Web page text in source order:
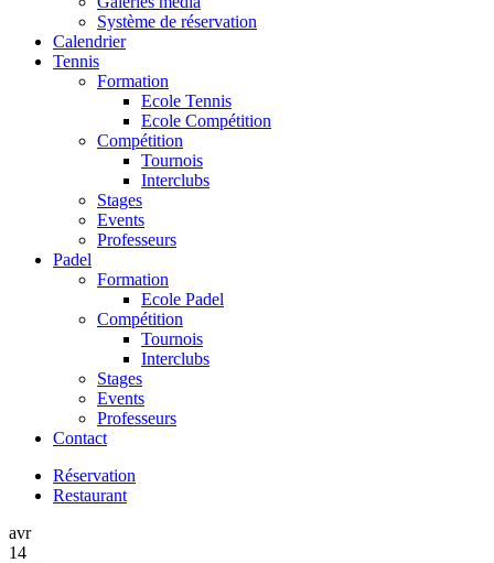
Système de réservation
Calendrier
Tennis
Formation
Ecole Tennis
Ecole Compétition
Compétition
Tournois
Interclubs
Stages
Events
Professeurs
Padel
Formation
Ecole Padel
Compétition
Tournois
Interclubs
Stages
Events
Professeurs
Contact
Réservation
Restaurant
avr
14